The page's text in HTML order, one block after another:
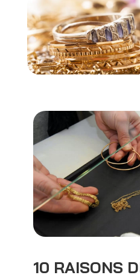
10 RAISONS